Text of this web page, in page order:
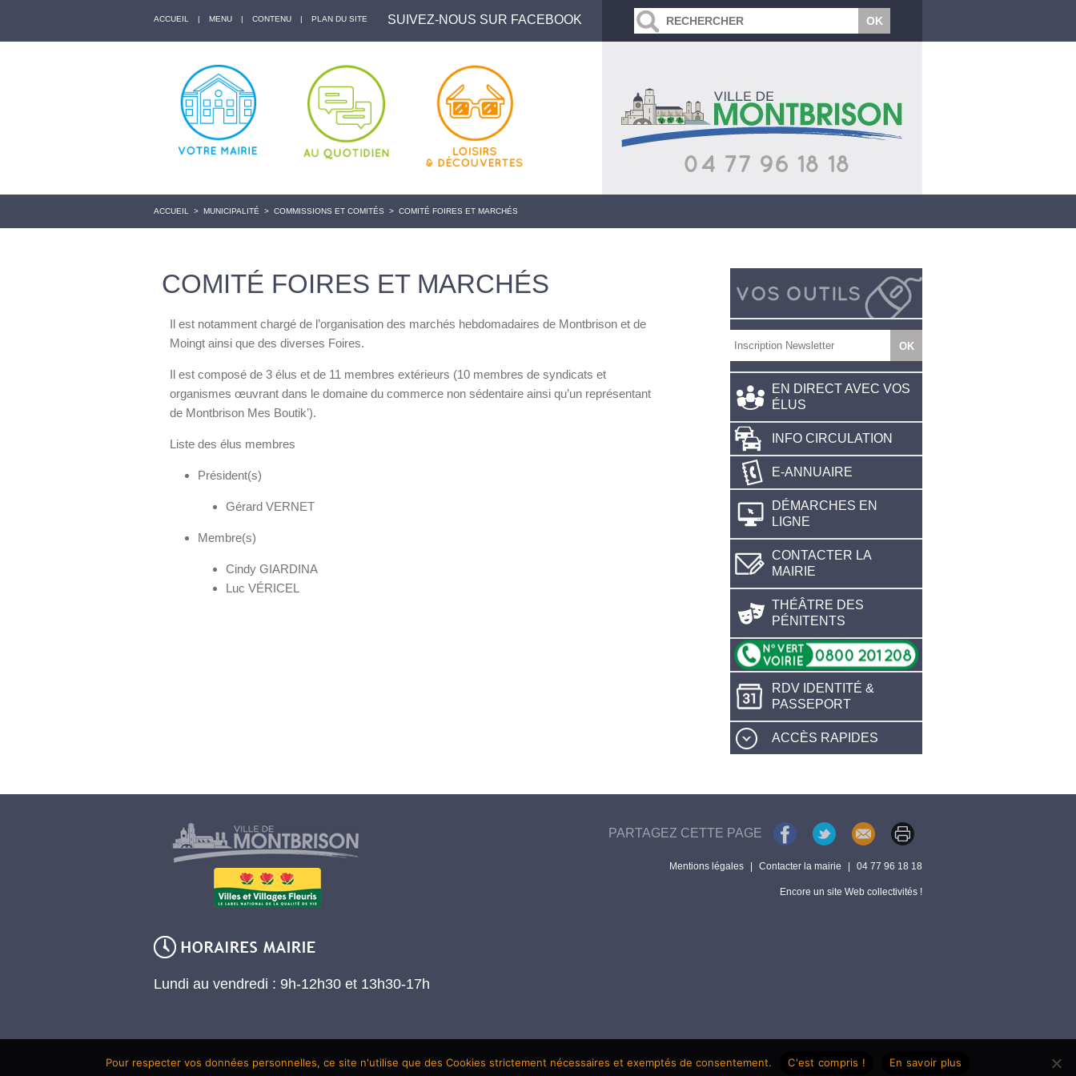
ACCUEIL | MENU | CONTENU | PLAN DU SITE SUIVEZ-NOUS SUR FACEBOOK
ACCUEIL > MUNICIPALITÉ > COMMISSIONS ET COMITÉS > COMITÉ FOIRES ET MARCHÉS
COMITÉ FOIRES ET MARCHÉS
Il est notamment chargé de l’organisation des marchés hebdomadaires de Montbrison et de
Moingt ainsi que des diverses Foires.
Il est composé de 3 élus et de 11 membres extérieurs (10 membres de syndicats et
organismes œuvrant dans le domaine du commerce non sédentaire ainsi qu’un représentant
de Montbrison Mes Boutik’).
Liste des élus membres
Président(s)
Gérard VERNET
Membre(s)
Cindy GIARDINA
Luc VÉRICEL
EN DIRECT AVEC VOS
ÉLUS
INFO CIRCULATION
E-ANNUAIRE
DÉMARCHES EN
LIGNE
CONTACTER LA
MAIRIE
THÉÂTRE DES
PÉNITENTS
RDV IDENTITÉ &
PASSEPORT
ACCÈS RAPIDES
Lundi au vendredi : 9h-12h30 et 13h30-17h
PARTAGEZ CETTE PAGE
Mentions légales Contacter la mairie 04 77 96 18 18
Encore un site Web collectivités !
Pour respecter vos données personnelles, ce site n'utilise que des Cookies strictement nécessaires et exemptés de consentement. C'est compris ! En savoir plus